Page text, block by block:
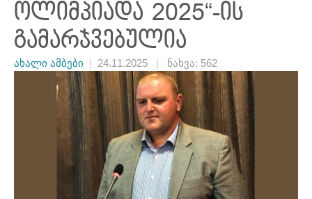
ოლიმპიადა 2025“-ის
გამარჯვებულია
ახალი ამბები 24.11.2025 ნახვა: 562